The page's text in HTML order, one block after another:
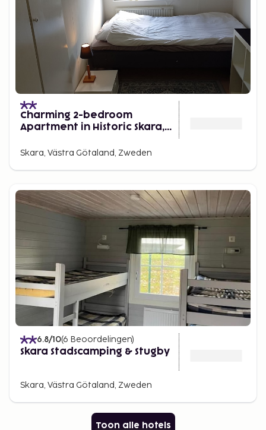
Charming 2-bedroom
Apartment in Historic Skara,
Skara, Västra Götaland, Zweden
6.8/10(6 Beoordelingen)
Skara Stadscamping & Stugby
Skara, Västra Götaland, Zweden
Toon alle hotels